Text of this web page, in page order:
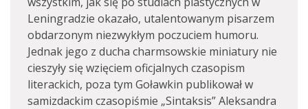
Leningradzie okazało, utalentowanym pisarzem
obdarzonym niezwykłym poczuciem humoru.
Jednak jego z ducha charmsowskie miniatury nie
cieszyły się wzięciem oficjalnych czasopism
literackich, poza tym Goławkin publikował w
samizdackim czasopiśmie „Sintaksis” Aleksandra